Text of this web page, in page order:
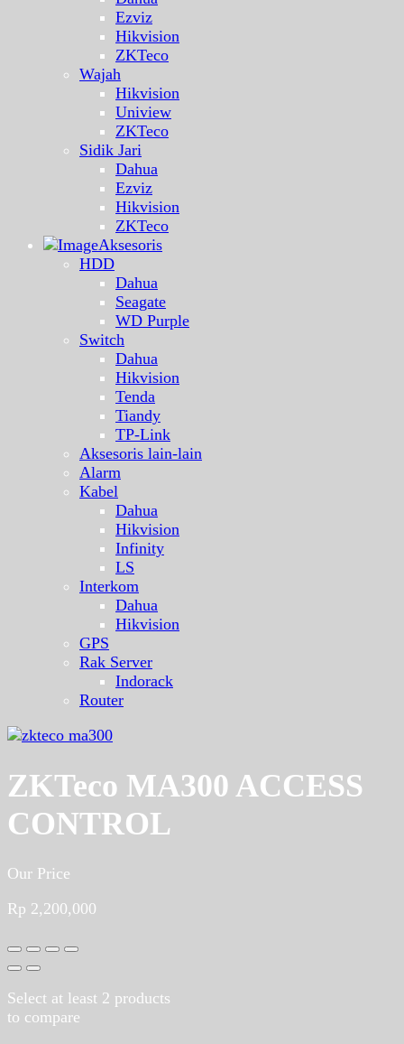
Ezviz
Hikvision
ZKTeco
Wajah
Hikvision
Uniview
ZKTeco
Sidik Jari
Dahua
Ezviz
Hikvision
ZKTeco
Aksesoris
HDD
Dahua
Seagate
WD Purple
Switch
Dahua
Hikvision
Tenda
Tiandy
TP-Link
Aksesoris lain-lain
Alarm
Kabel
Dahua
Hikvision
Infinity
LS
Interkom
Dahua
Hikvision
GPS
Rak Server
Indorack
Router
ZKTeco MA300 ACCESS
CONTROL
Our Price
Rp 2,200,000
Select at least 2 products
to compare